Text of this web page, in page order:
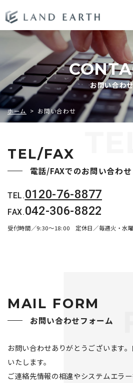
お問い合わ
ホーム > お問い合わせ
TEL/FAX
電話/FAXでのお問い合わせ
TEL.0120-76-8877
FAX.042-306-8822
受付時間／9:30～18:00 定休日／毎週火・水
MAIL FORM
お問い合わせフォーム
お問い合わせありがとうございます
いたします。
ご連絡先情報の相違やシステムエラ